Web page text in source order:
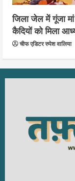
जिला जेल में गूंजा
कैदियों को मिला
चीफ एडिटर रुपेश वालिया